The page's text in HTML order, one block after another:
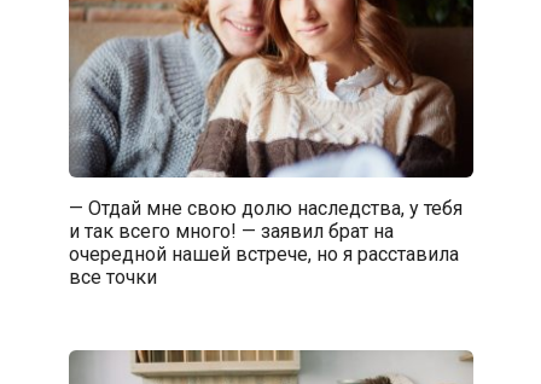
— Отдай мне свою долю наследства, у тебя
и так всего много! — заявил брат на
очередной нашей встрече, но я расставила
все точки